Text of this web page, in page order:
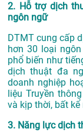
2. Hỗ trợ dịch
ngôn ngữ
DTMT cung cấp
hơn 30 loại
phổ biến như
dịch thuật đa
doanh nghiệp
liệu Truyền
và kịp thời, bất
3. Năng lực dịch